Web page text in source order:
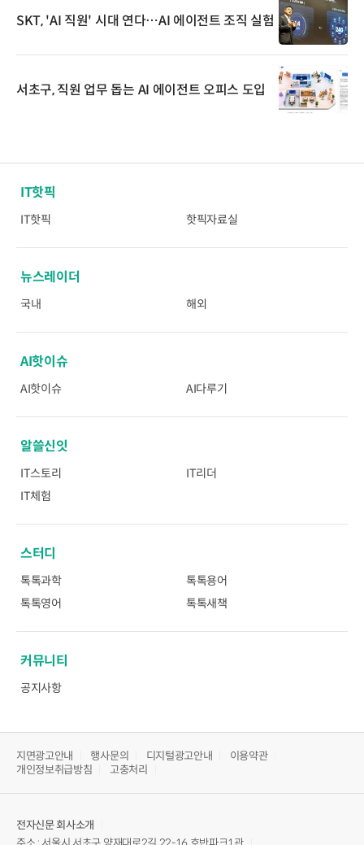
SKT, 'AI 직원' 시대 연다…AI 에이전트 조직 실험
서초구, 직원 업무 돕는 AI 에이전트 오피스 도입
IT핫픽
IT핫픽 핫픽자료실
뉴스레이더
국내 해외
AI핫이슈
AI핫이슈 AI다루기
알쓸신잇
IT스토리
IT리더
IT체험
스터디
톡톡과학
톡톡용어
톡톡영어
톡톡새책
커뮤니티
공지사항
지면광고안내 행사문의 디지털광고안내
이용약관
개인정보취급방침
고충처리
전자신문회사소개